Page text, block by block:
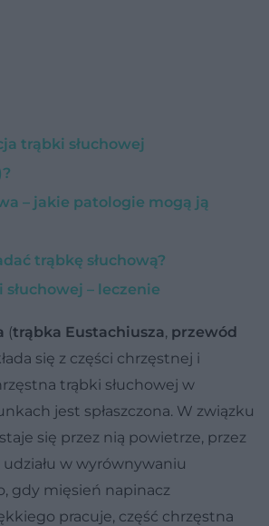
trąbki słuchowej
– jakie patologie mogą ją
trąbkę słuchową?
– leczenie
(trąbka Eustachiusza, przewód
się z części chrzęstnej i
trąbki słuchowej w
jest spłaszczona. W związku
się przez nią powietrze, przez
w wyrównywaniu
gdy mięsień napinacz
pracuje, część chrzęstna